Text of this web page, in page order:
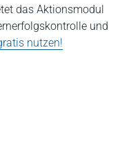
das Aktionsmodul
und
nutzen!